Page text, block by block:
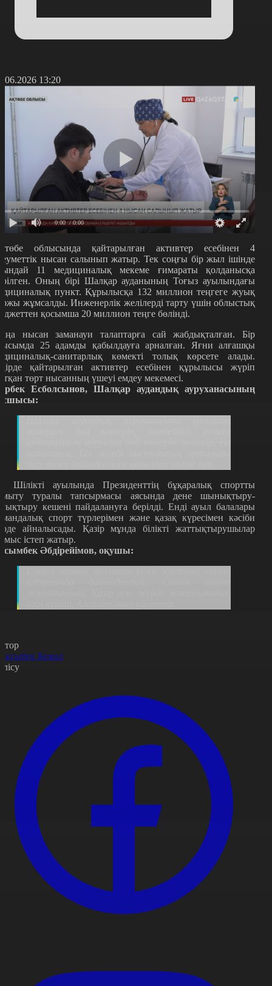
13:20
0:00 / 0:00
облысында қайтарылған активтер есебінен 4
нысан салынып жатыр. Тек соңғы бір жыл ішінде
11 медициналық мекеме ғимараты қолданысқа
Оның бірі Шалқар ауданының Тоғыз ауылындағы
пункт. Құрылысқа 132 миллион теңгеге жуық
жұмсалды. Инженерлік желілерді тарту үшін облыстық
қосымша 20 миллион теңге бөлінді.
нысан заманауи талаптарға сай жабдықталған. Бір
25 адамды қабылдауға арналған. Яғни алғашқы
санитарлық көмекті толық көрсете алады.
қайтарылған активтер есебінен құрылысы жүріп
төрт нысанның үшеуі емдеу мекемесі.
ұрбек Есболсынов, Шалқар аудандық ауруханасының
Шілікті ауылында Президенттің бұқаралық спортты
туралы тапсырмасы аясында дене шынықтыру-
кешені пайдалануға берілді. Енді ауыл балалары
спорт түрлерімен және қазақ күресімен кәсіби
айналысады. Қазір мұнда білікті жаттықтырушылар
істеп жатыр.
осымбек Әбдірейімов, оқушы:
Кемал